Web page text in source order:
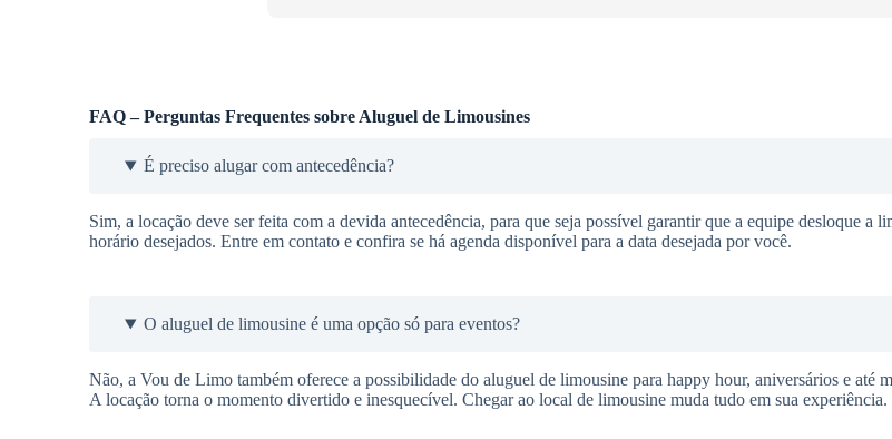
FAQ – Perguntas Frequentes sobre Aluguel de Limousines
É preciso alugar com antecedência?
Sim, a locação deve ser feita com a devida antecedência, para que seja possível garantir que a equipe desloque a
horário desejados. Entre em contato e confira se há agenda disponível para a data desejada por você.
O aluguel de limousine é uma opção só para eventos?
Não, a Vou de Limo também oferece a possibilidade do aluguel de limousine para happy hour, aniversários e até
A locação torna o momento divertido e inesquecível. Chegar ao local de limousine muda tudo em sua experiência.